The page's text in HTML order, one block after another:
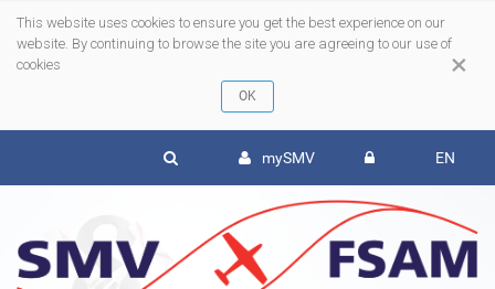
×
This website uses cookies to ensure you get the best experience on our
website. By continuing to browse the site you are agreeing to our use of
cookies
mySMV EN